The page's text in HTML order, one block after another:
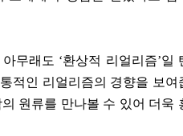
무래도 ‘환상적 리얼리즘’일
적인 리얼리즘의 경향을 보여
원류를 만나볼 수 있어 더욱